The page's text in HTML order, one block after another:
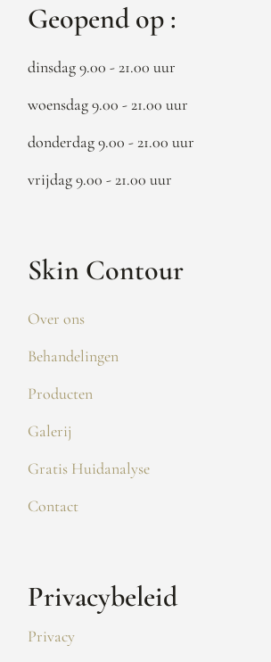
Geopend op :
dinsdag 9.00 - 21.00 uur
woensdag 9.00 - 21.00 uur
donderdag 9.00 - 21.00 uur
vrijdag 9.00 - 21.00 uur
Skin Contour
Over ons
Behandelingen
Producten
Galerij
Gratis Huidanalyse
Contact
Privacybeleid
Privacy